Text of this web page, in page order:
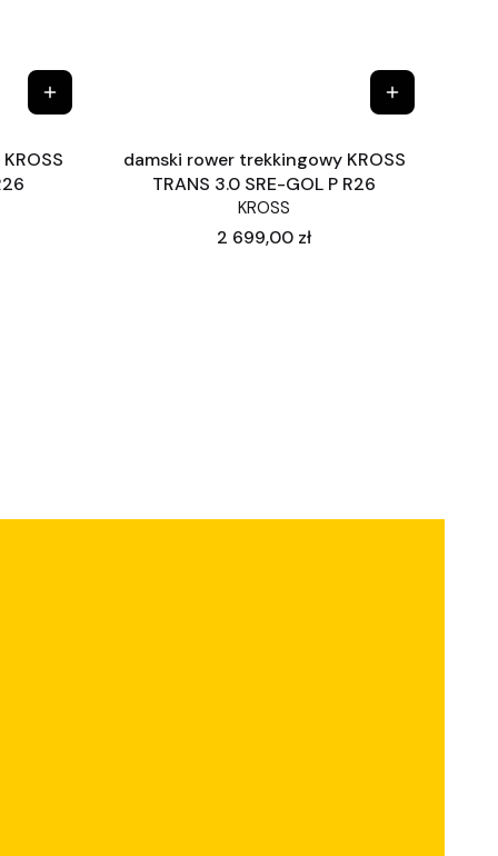
damski rower trekkingowy KROSS
TRANS 3.0 SRE-GOL P R26
KROSS
Cena
2 699,00 zł